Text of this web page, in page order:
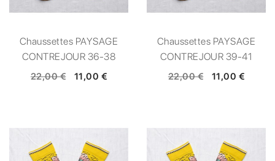
Chaussettes PAYSAGE
CONTREJOUR 36-38
22,00 € 11,00 €
Chaussettes PAYSAGE
CONTREJOUR 39-41
22,00 € 11,00 €